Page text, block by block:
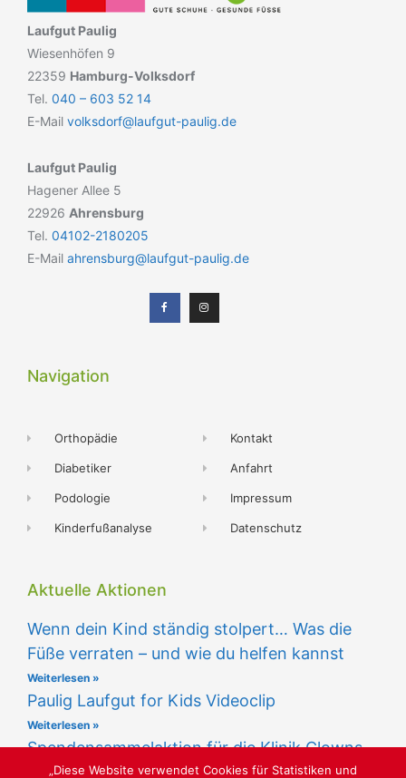
Laufgut Paulig
Wiesenhöfen 9
22359 Hamburg-Volksdorf
Tel. 040 – 603 52 14
E-Mail volksdorf@laufgut-paulig.de
Laufgut Paulig
Hagener Allee 5
22926 Ahrensburg
Tel. 04102-2180205
E-Mail ahrensburg@laufgut-paulig.de
Navigation
Orthopädie
Diabetiker
Podologie
Kinderfußanalyse
Kontakt
Anfahrt
Impressum
Datenschutz
Aktuelle Aktionen
Wenn dein Kind ständig stolpert… Was die
Füße verraten – und wie du helfen kannst
Weiterlesen »
Paulig Laufgut for Kids Videoclip
Weiterlesen »
Spendensammelaktion für die Klinik Clowns
Weiterlesen »
„Diese Website verwendet Cookies für Statistiken und